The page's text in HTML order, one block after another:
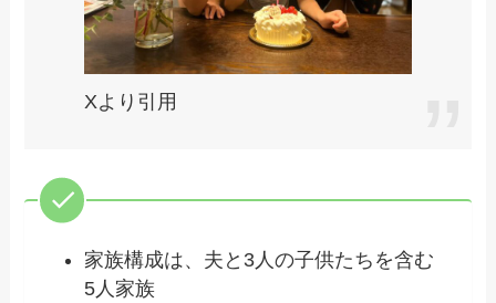
Xより引用
家族構成は、夫と3人の子供たちを含む
5人家族